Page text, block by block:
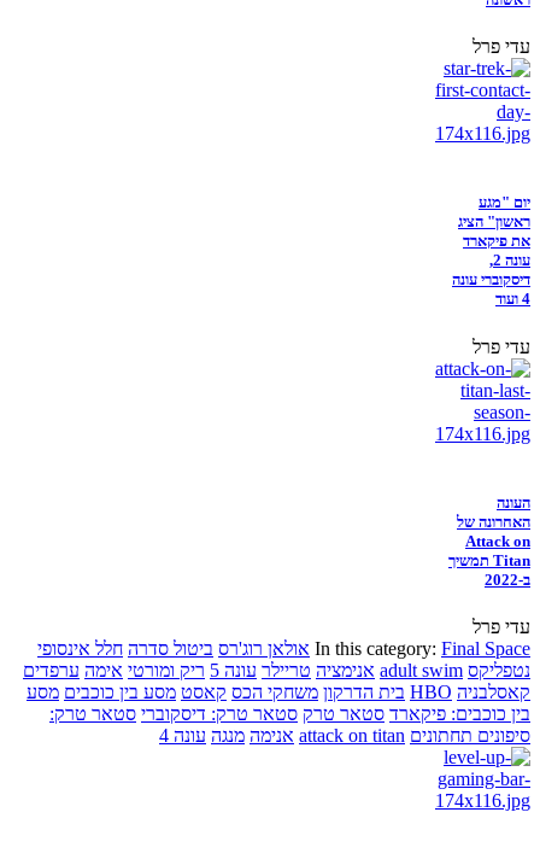
עדי פרל
יום "מגע
ראשון" הציג
את פיקארד
עונה 2,
דיסקוברי עונה
4 ועוד
עדי פרל
העונה
האחרונה של
Attack on
Titan תמשיך
ב-2022
עדי פרל
In this category: Final Space אולאן רוג'רס ביטול סדרה חלל אינסופי
נטפליקס adult swim אנימציה טריילר עונה 5 ריק ומורטי אימה ערפדים
קאסלבניה HBO בית הדרקון משחקי הכס קאסט מסע בין כוכבים מסע
בין כוכבים: פיקארד סטאר טרק סטאר טרק: דיסקוברי סטאר טרק:
סיפונים תחתונים attack on titan אנימה מנגה עונה 4